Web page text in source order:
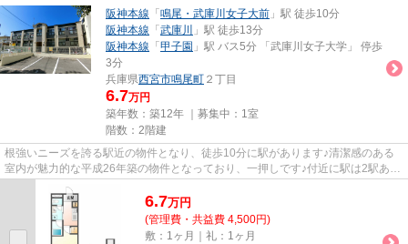
阪神本線 「 鳴尾・武庫川女子大前 」駅 徒歩10分
阪神本線 「 武庫川
」駅 徒歩13分
阪神本線 「 甲子園 」駅 バス5分 「武庫川女子大学」 停歩
3分
兵庫県西宮市鳴尾町 ２丁目
6.7万円
築年数：築12年 ｜募集中： 1室
階数：2階建
根強いニーズを誇る駅近の物件となり、徒歩10分に駅があります♪清潔感のある
室内が魅力的な平成26年築の物件となっており、一押しです♪付近に駅は2駅あ
り、行き先に応じて使い分けがで...
6.7万円
(管理費・共益費 4,500円)
敷：1ヶ月｜礼：1ヶ月